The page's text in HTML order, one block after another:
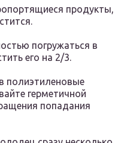
продукты,
погружаться в
его на 2/3.
полиэтиленовые
герметичной
попадания